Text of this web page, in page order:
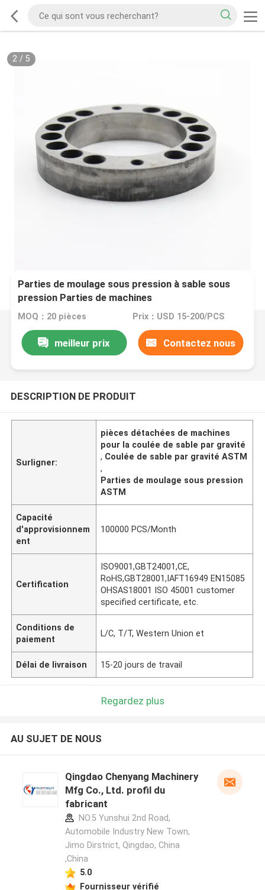
2/ 5
Parties de moulage sous pression à sable sous
pression Parties de machines
MOQ：20 pièces Prix：USD 15-200/PCS
meilleur prix Contactez nous
DESCRIPTION DE PRODUIT
Surligner:
pièces détachées de machines
pour la coulée de sable par gravité
, Coulée de sable par gravité ASTM
,
Parties de moulage sous pression
ASTM
Capacité
d'approvisionnem
ent
100000 PCS/Month
Certification
ISO9001,GBT24001,CE,
RoHS,GBT28001,IAFT16949 EN15085
OHSAS18001 ISO 45001 customer
specified certificate, etc.
Conditions de
paiement
L/C, T/T, Western Union et
Délai de livraison 15-20 jours de travail
Regardez plus
AU SUJET DE NOUS
Qingdao Chenyang Machinery
Mfg Co., Ltd. profil du
fabricant
NO.5 Yunshui 2nd Road,
Automobile Industry New Town,
Jimo Dirstrict, Qingdao, China
,China
5.0
Fournisseur vérifié